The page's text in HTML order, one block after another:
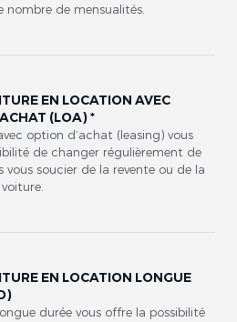
nombre de mensualités.
EN LOCATION AVEC
(LOA) *
option d’achat (leasing) vous
de changer régulièrement de
vous soucier de la revente ou de la
EN LOCATION LONGUE
durée vous offre la possibilité